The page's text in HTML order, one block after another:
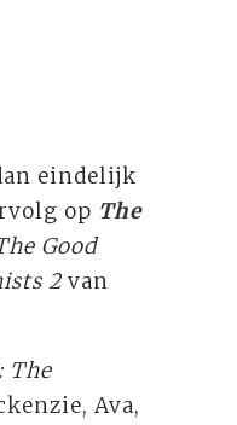
eindelijk
op The
Good
2 van
The
Ava,